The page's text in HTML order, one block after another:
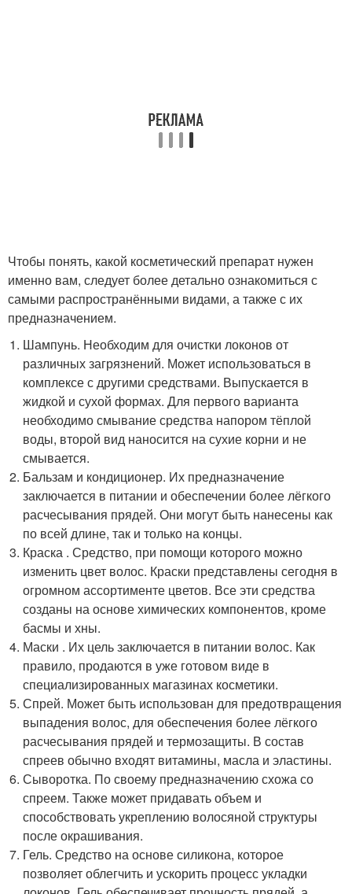
Чтобы понять, какой косметический препарат нужен
именно вам, следует более детально ознакомиться с
самыми распространёнными видами, а также с их
предназначением.
Шампунь. Необходим для очистки локонов от
различных загрязнений. Может использоваться в
комплексе с другими средствами. Выпускается в
жидкой и сухой формах. Для первого варианта
необходимо смывание средства напором тёплой
воды, второй вид наносится на сухие корни и не
смывается.
Бальзам и кондиционер. Их предназначение
заключается в питании и обеспечении более лёгкого
расчесывания прядей. Они могут быть нанесены как
по всей длине, так и только на концы.
Краска . Средство, при помощи которого можно
изменить цвет волос. Краски представлены сегодня в
огромном ассортименте цветов. Все эти средства
созданы на основе химических компонентов, кроме
басмы и хны.
Маски . Их цель заключается в питании волос. Как
правило, продаются в уже готовом виде в
специализированных магазинах косметики.
Спрей. Может быть использован для предотвращения
выпадения волос, для обеспечения более лёгкого
расчесывания прядей и термозащиты. В состав
спреев обычно входят витамины, масла и эластины.
Сыворотка. По своему предназначению схожа со
спреем. Также может придавать объем и
способствовать укреплению волосяной структуры
после окрашивания.
Гель. Средство на основе силикона, которое
позволяет облегчить и ускорить процесс укладки